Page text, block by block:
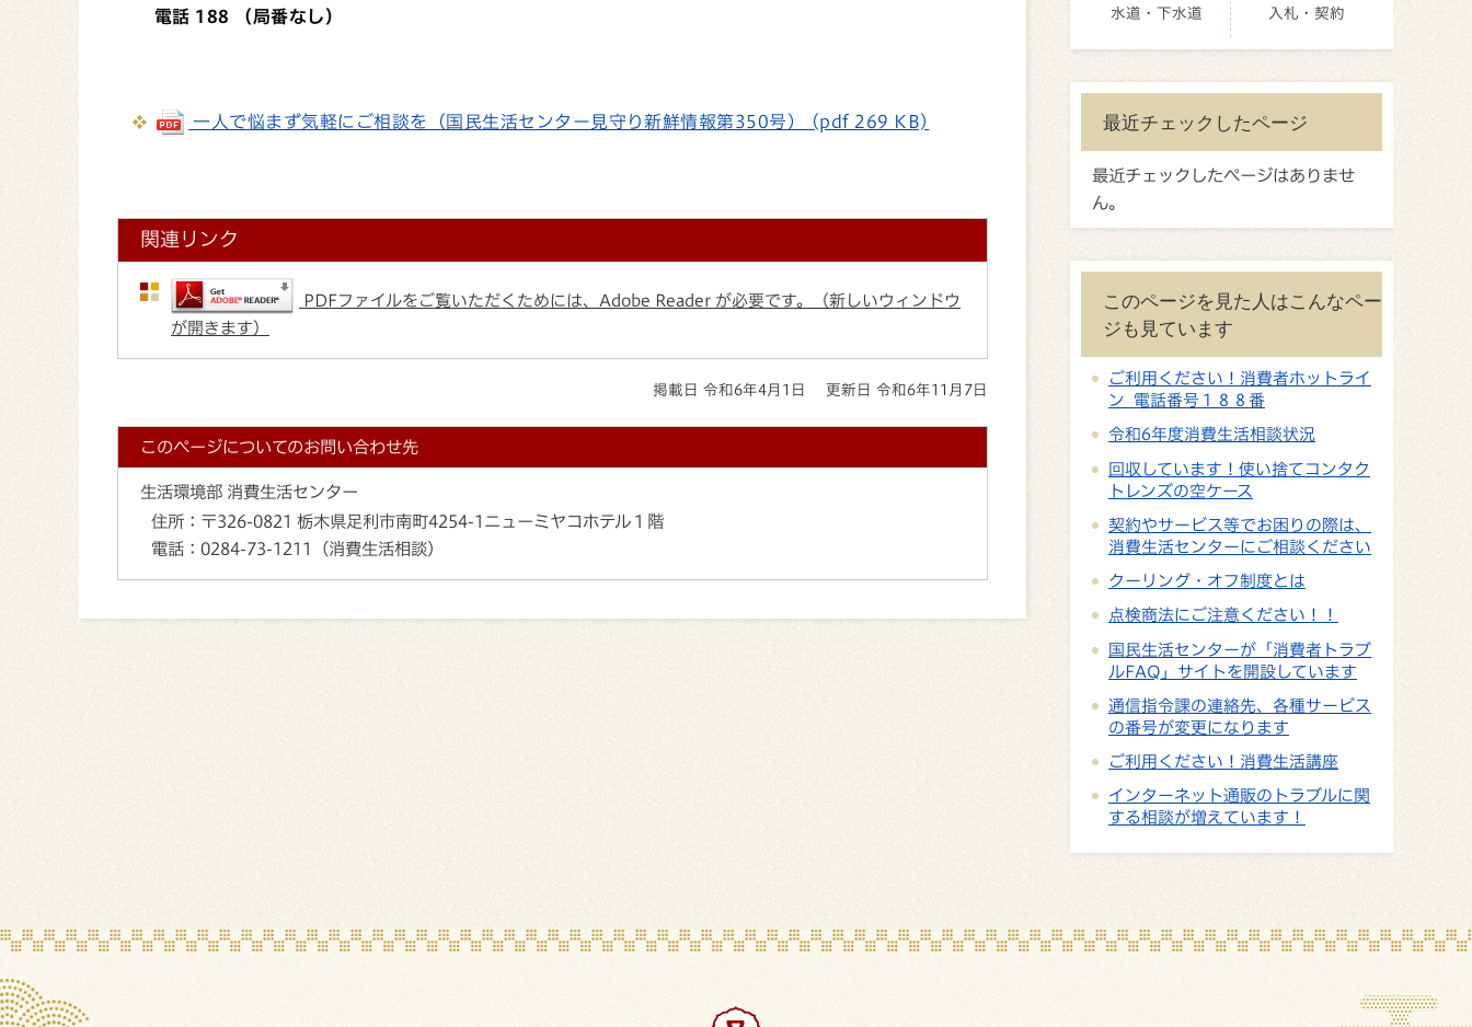
電話 188 （局番なし）
一人で悩まず気軽にご相談を（国民生活センター見守り新鮮情報第350号） (pdf 269 KB)
関連リンク
PDFファイルをご覧いただくためには、Adobe Reader が必要です。（新しいウィンドウ
が開きます）
掲載日 令和6年4月1日 更新日 令和6年11月7日
このページについてのお問い合わせ先
生活環境部 消費生活センター
住所： 〒326-0821 栃木県足利市南町4254-1ニューミヤコホテル１階
電話： 0284-73-1211（消費生活相談）
水道・下水道 入札・契約
最近チェックしたページ
最近チェックしたページはありませ
ん。
このページを見た人はこんなペー
ジも見ています
ご利用ください！消費者ホットライ
ン 電話番号１８８番
令和6年度消費生活相談状況
回収しています！使い捨てコンタク
トレンズの空ケース
契約やサービス等でお困りの際は、
消費生活センターにご相談ください
クーリング・オフ制度とは
点検商法にご注意ください！！
国民生活センターが「消費者トラブ
ルFAQ」サイトを開設しています
通信指令課の連絡先、各種サービス
の番号が変更になります
ご利用ください！消費生活講座
インターネット通販のトラブルに関
する相談が増えています！